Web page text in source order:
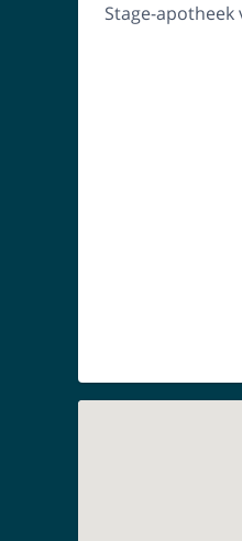
Stage-